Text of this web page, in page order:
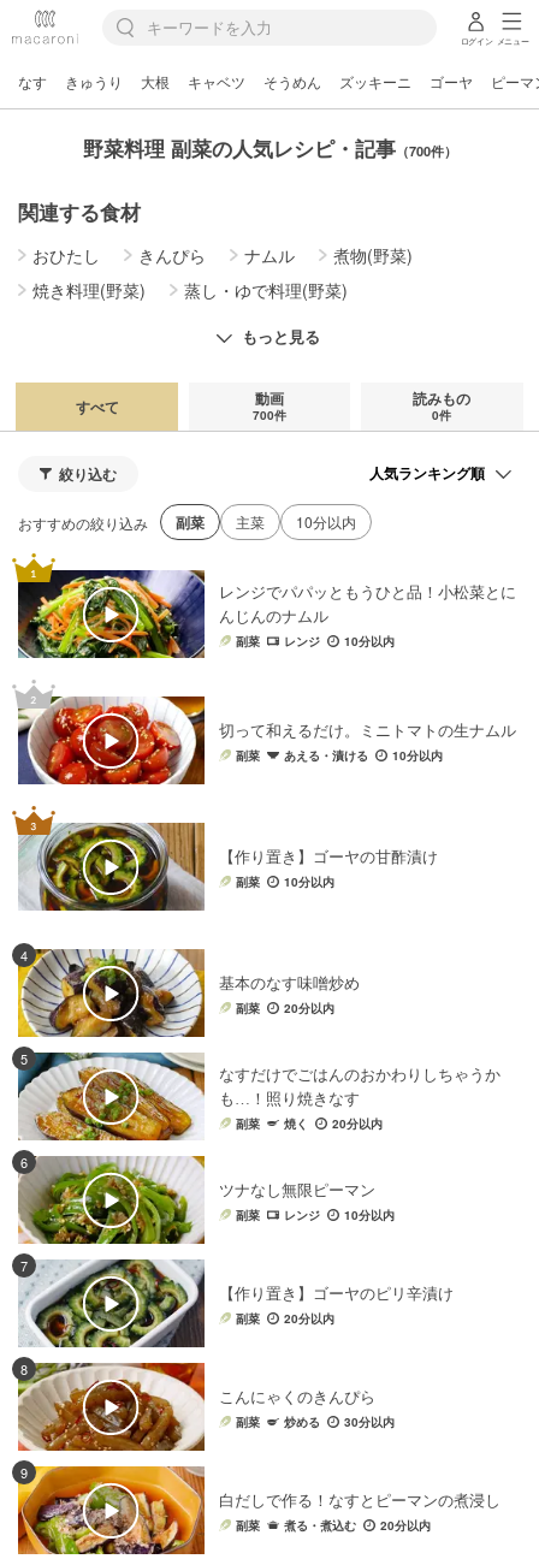
ログイン メニュー
なす きゅうり 大根 キャベツ そうめん ズッキーニ ゴーヤ ピーマ
野菜料理 副菜の人気レシピ・記事（700件）
関連する食材
おひたし きんぴら ナムル
煮物(野菜)
焼き料理(野菜)
蒸し・ゆで料理(野菜)
野菜炒め
もっと見る
すべて 動画
700件
読みもの
0件
絞り込む
おすすめの絞り込み 副菜 主菜 10分以内
レンジでパパッともうひと品！小松菜とに
んじんのナムル
副菜 レンジ 10分以内
切って和えるだけ。ミニトマトの生ナムル
副菜 あえる・漬ける 10分以内
【作り置き】ゴーヤの甘酢漬け
副菜 10分以内
4
基本のなす味噌炒め
副菜 20分以内
5
なすだけでごはんのおかわりしちゃうか
も…！照り焼きなす
副菜 焼く 20分以内
6
ツナなし無限ピーマン
副菜 レンジ 10分以内
7
【作り置き】ゴーヤのピリ辛漬け
副菜 20分以内
8
こんにゃくのきんぴら
副菜 炒める 30分以内
9
白だしで作る！なすとピーマンの煮浸し
副菜 煮る・煮込む 20分以内